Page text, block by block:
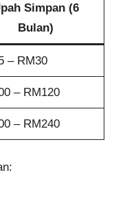
Simpan (6
Bulan)
– RM30
– RM120
– RM240